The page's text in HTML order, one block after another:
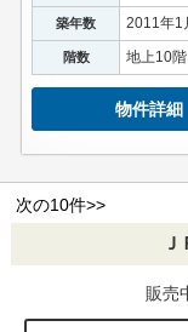
築年数 2011年1
階数 地上10
物件詳細
次の10件>>
販売